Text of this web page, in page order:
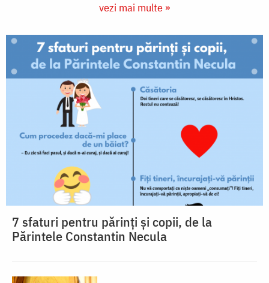
vezi mai multe »
7 sfaturi pentru părinți și copii, de la
Părintele Constantin Necula